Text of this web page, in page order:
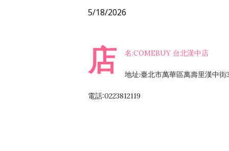
5/18/2026
店 名:COMEBUY 台北漢中店
地址:臺北市萬華區萬壽里漢中街
電話:0223812119